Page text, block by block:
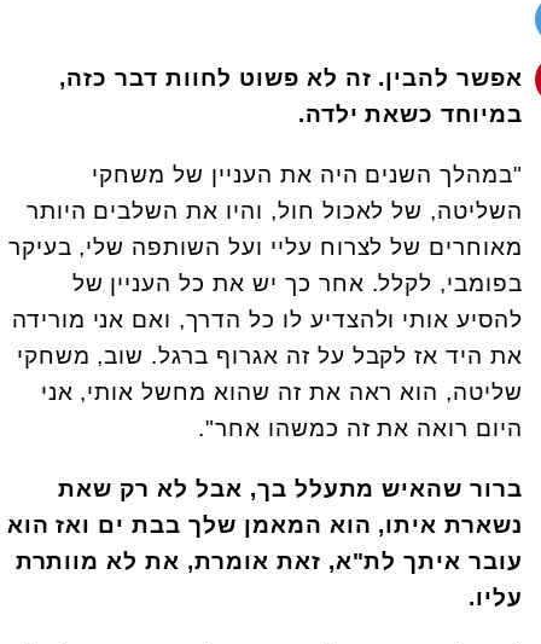
אפשר להבין. זה לא פשוט לחוות דבר כזה,
במיוחד כשאת ילדה.
"במהלך השנים היה את העניין של משחקי
השליטה, של לאכול חול, והיו את השלבים היותר
מאוחרים של לצרוח עליי ועל השותפה שלי, בעיקר
בפומבי, לקלל. אחר כך יש את כל העניין של
להסיע אותי ולהצדיע לו כל הדרך, ואם אני מורידה
את היד אז לקבל על זה אגרוף ברגל. שוב, משחקי
שליטה, הוא ראה את זה שהוא מחשל אותי, אני
היום רואה את זה כמשהו אחר".
ברור שהאיש מתעלל בך, אבל לא רק שאת
נשארת איתו, הוא המאמן שלך בבת ים ואז הוא
עובר איתך לת"א, זאת אומרת, את לא מוותרת
עליו.